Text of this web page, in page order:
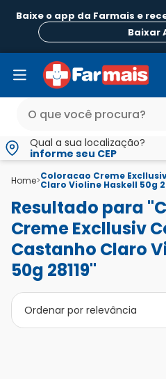
Baixe o app da Farmais e
Baixar
Qual a sua localização?
informe seu CEP
Home>Coloracao Creme
Claro Violine Haskell 50g
Resultado para
Creme Excllusiv
Castanho Claro
50g 28119"